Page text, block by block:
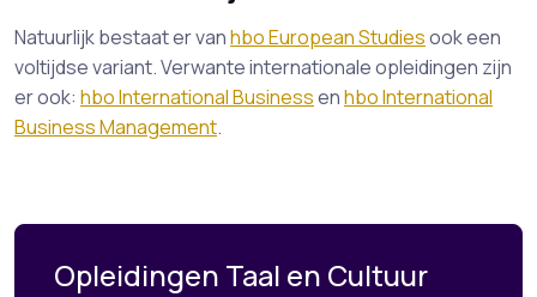
Natuurlijk bestaat er vanhbo European Studiesook een
voltijdse variant. Verwante internationale opleidingen zijn
er ook: hbo International Businessenhbo International
Business Management.
Opleidingen Taal en Cultuur